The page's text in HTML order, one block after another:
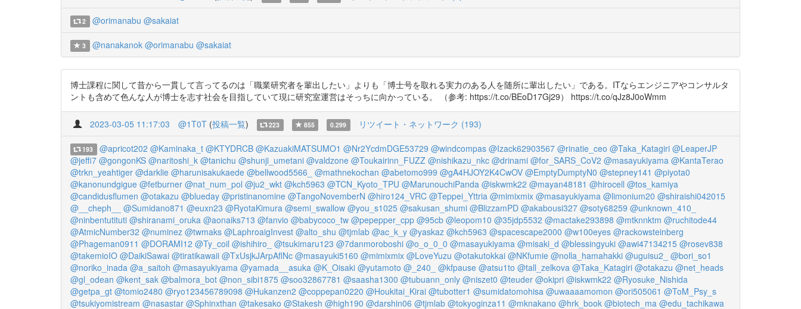
2 @orimanabu @sakaiat
3 @nanakanok @orimanabu @sakaiat
博士課程に関して昔から一貫して言ってるのは「職業研究者を輩出したい」よりも「博士号を取れる実力のある人を随所に輩出したい」である。ITならエンジニアやコンサルタ
ントも含めて色んな人が博士を志す社会を目指していて現に研究室運営はそっちに向かっている。 （参考: https://t.co/BEoD17Gj29） https://t.co/qJz8J0oWmm
2023-03-05 11:17:03 @1T0T (投稿一覧) 223 855 0.299 リツイート・ネットワーク (193)
193 @apricot202 @Kaminaka_t @KTYDRCB @KazuakiMATSUMO1 @Nr2YcdmDGE53729 @windcompas @Izack62903567 @rinatie_ceo @Taka_Katagiri @LeaperJP
@jeffi7 @gongonKS @naritoshi_k @tanichu @shunji_umetani @valdzone @Toukairinn_FUZZ @nishikazu_nkc @drinami @for_SARS_CoV2 @masayukiyama @KantaTerao
@trkn_yeahtiger @darklie @harunisakukaede @bellwood5566_ @mathnekochan @abetomo999 @gA4HJOY2K4CwOV @EmptyDumptyN0 @stepney141 @piyota0
@kanonundgigue @fetburner @nat_num_pol @ju2_wkt @kch5963 @TCN_Kyoto_TPU @MarunouchiPanda @iskwmk22 @mayan48181 @hirocell @tos_kamiya
@candidusflumen @otakazu @blueday @pristinanomine @TangoNovemberN @hiro124_VRC @Teppei_Yttria @mimixmix @masayukiyama @limonium20 @shiraishi042015
@__cheph__
@Sumidano871 @euxn23 @RyotaKimura @semi_swallow @you_s1025 @sakusan_shumi @BlizzamPD @akabousi327 @soty68259 @unknown_410_
@ninbentutituti @shiranami_oruka @aonaiks713 @fanvio @babycoco_tw @pepepper_cpp @95cb @leopom10 @35jdp5532 @mactake293898 @mtknnktm @ruchitode44
@AtmicNumber32 @numinez @twmaks @LaphroaigInvest @alto_shu @tjmlab @ac_k_y @yaskaz @kch5963 @spacescape2000 @w100eyes @rackowsteinberg
@Phageman0911 @DORAMI12 @Ty_coil @ishihiro_ @tsukimaru123 @7danmoroboshi @o_o_0_0 @masayukiyama @misaki_d @blessingyuki @awi47134215 @rosev838
@takemioIO @DaikiSawai @tiratikawaii @TxUsjkJArpAflNc @masayuki5160 @mimixmix @LoveYuzu @otakutokkai @NKfumie @nolla_hamahakki @uguisu2_
@bori_so1
@noriko_inada @a_saitoh @masayukiyama @yamada__asuka @K_Oisaki @yutamoto @_240_ @kfpause @atsu1to @tall_zelkova @Taka_Katagiri @otakazu @net_heads
@gl_odean @kent_sak @balmora_bot @non_sibi1875 @soo32867781 @saasha1300 @tubuann_only @niszet0 @teuder @okipri @iskwmk22 @Ryosuke_Nishida
@getpa_gt @tomio2480 @ryo123456789098 @Hukanzen2 @coppepan0220 @Houkitai_Kirai @tubotter1 @sumidatomohisa @uwaaaamomon @ori505061 @ToM_Psy_s
@tsukiyomistream @nasastar @Sphinxthan @takesako @Stakesh @high190 @darshin06 @tjmlab @tokyoginza11 @mknakano @hrk_book @biotech_ma @edu_tachikawa